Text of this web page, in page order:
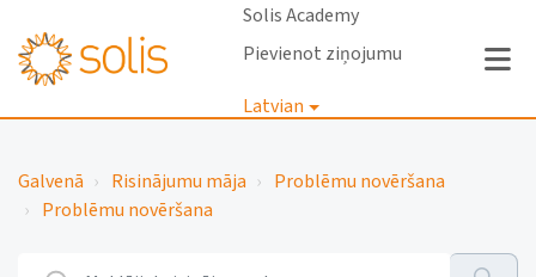
Solis Academy
Pievienot ziņojumu
Latvian
Pieteikties
Galvenā Risinājumu māja
Problēmu novēršana
Problēmu novēršana